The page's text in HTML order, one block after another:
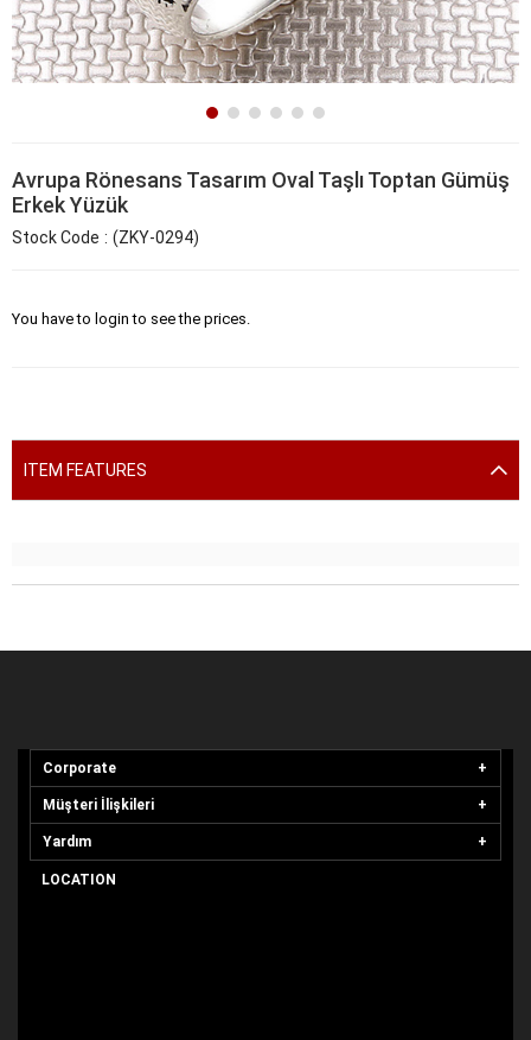
Avrupa Rönesans Tasarım Oval Taşlı Toptan Gümüş
Erkek Yüzük
Stock Code (ZKY-0294)
You have to login to see the prices.
ITEM FEATURES
Corporate
Müşteri İlişkileri
Yardım
LOCATION